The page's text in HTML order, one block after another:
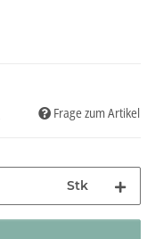
Frage zum Artikel
Stk